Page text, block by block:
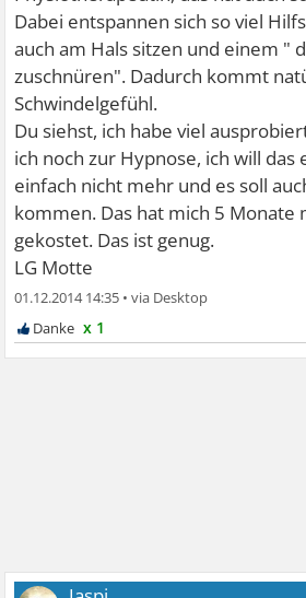
Dabei entspannen sich so viel
auch am Hals sitzen und einem "
zuschnüren". Dadurch kommt
Schwindelgefühl.
Du siehst, ich habe viel
ich noch zur Hypnose, ich will das
einfach nicht mehr und es soll
kommen. Das hat mich 5 Monate
gekostet. Das ist genug.
LG Motte
01.12.2014 14:35 •
x 1